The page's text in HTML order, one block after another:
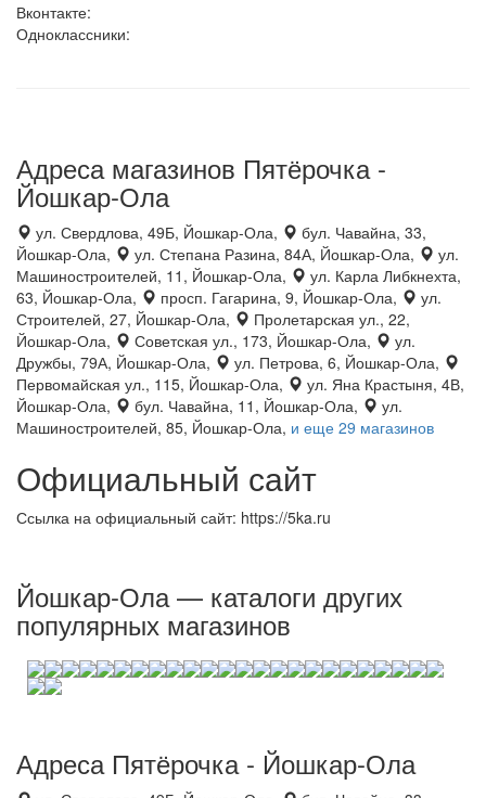
Вконтакте:
Одноклассники:
Адреса магазинов Пятёрочка -
Йошкар-Ола
ул. Свердлова, 49Б, Йошкар-Ола,
бул. Чавайна, 33,
Йошкар-Ола,
ул. Степана Разина, 84А, Йошкар-Ола,
ул.
Машиностроителей, 11, Йошкар-Ола,
ул. Карла Либкнехта,
63, Йошкар-Ола,
просп. Гагарина, 9, Йошкар-Ола,
ул.
Строителей, 27, Йошкар-Ола,
Пролетарская ул., 22,
Йошкар-Ола,
Советская ул., 173, Йошкар-Ола,
ул.
Дружбы, 79А, Йошкар-Ола,
ул. Петрова, 6, Йошкар-Ола,
Первомайская ул., 115, Йошкар-Ола,
ул. Яна Крастыня, 4В,
Йошкар-Ола,
бул. Чавайна, 11, Йошкар-Ола,
ул.
Машиностроителей, 85, Йошкар-Ола, и еще 29 магазинов
Официальный сайт
Ссылка на официальный сайт: https://5ka.ru
Йошкар-Ола — каталоги других
популярных магазинов
Адреса Пятёрочка - Йошкар-Ола